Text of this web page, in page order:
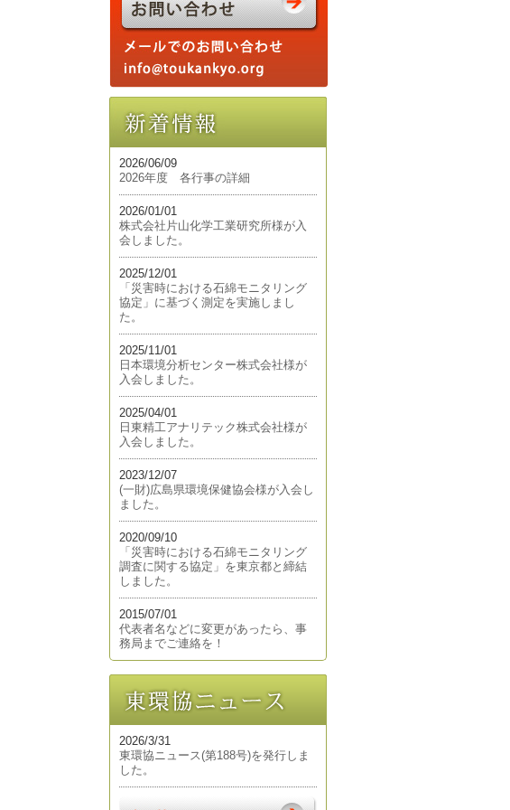
2026/06/09
2026年度 各行事の詳細
2026/01/01
株式会社片山化学工業研究所様が入
会しました。
2025/12/01
「災害時における石綿モニタリング
協定」に基づく測定を実施しまし
た。
2025/11/01
日本環境分析センター株式会社様が
入会しました。
2025/04/01
日東精工アナリテック株式会社様が
入会しました。
2023/12/07
(一財)広島県環境保健協会様が入会し
ました。
2020/09/10
「災害時における石綿モニタリング
調査に関する協定」を東京都と締結
しました。
2015/07/01
代表者名などに変更があったら、事
務局までご連絡を！
2026/3/31
東環協ニュース(第188号)を発行しま
した。